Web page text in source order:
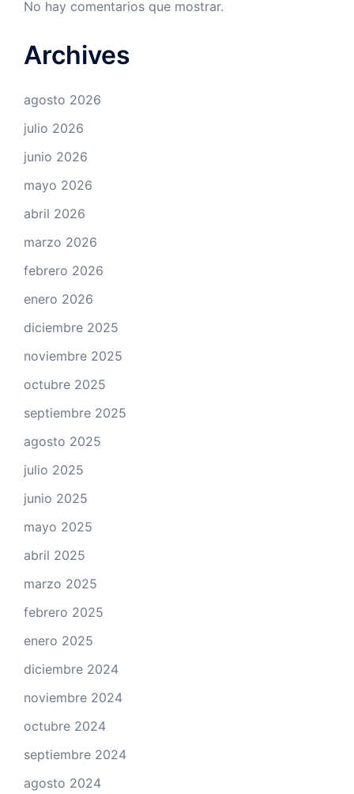
No hay comentarios que mostrar.
Archives
agosto 2026
julio 2026
junio 2026
mayo 2026
abril 2026
marzo 2026
febrero 2026
enero 2026
diciembre 2025
noviembre 2025
octubre 2025
septiembre 2025
agosto 2025
julio 2025
junio 2025
mayo 2025
abril 2025
marzo 2025
febrero 2025
enero 2025
diciembre 2024
noviembre 2024
octubre 2024
septiembre 2024
agosto 2024